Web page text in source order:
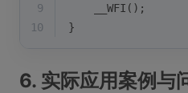
9
    __WFI();
10
}
6. 实际应用案例与